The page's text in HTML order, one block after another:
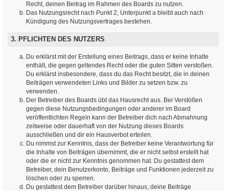
Recht, deinen Beitrag im Rahmen des Boards zu nutzen.
Das Nutzungsrecht nach Punkt 2, Unterpunkt a bleibt auch nach
Kündigung des Nutzungsvertrages bestehen.
3. PFLICHTEN DES NUTZERS
Du erklärst mit der Erstellung eines Beitrags, dass er keine Inhalte
enthält, die gegen geltendes Recht oder die guten Sitten verstoßen.
Du erklärst insbesondere, dass du das Recht besitzt, die in deinen
Beiträgen verwendeten Links und Bilder zu setzen bzw. zu
verwenden.
Der Betreiber des Boards übt das Hausrecht aus. Bei Verstößen
gegen diese Nutzungsbedingungen oder anderer im Board
veröffentlichten Regeln kann der Betreiber dich nach Abmahnung
zeitweise oder dauerhaft von der Nutzung dieses Boards
ausschließen und dir ein Hausverbot erteilen.
Du nimmst zur Kenntnis, dass der Betreiber keine Verantwortung für
die Inhalte von Beiträgen übernimmt, die er nicht selbst erstellt hat
oder die er nicht zur Kenntnis genommen hat. Du gestattest dem
Betreiber, dein Benutzerkonto, Beiträge und Funktionen jederzeit zu
löschen oder zu sperren.
Du gestattest dem Betreiber darüber hinaus, deine Beiträge